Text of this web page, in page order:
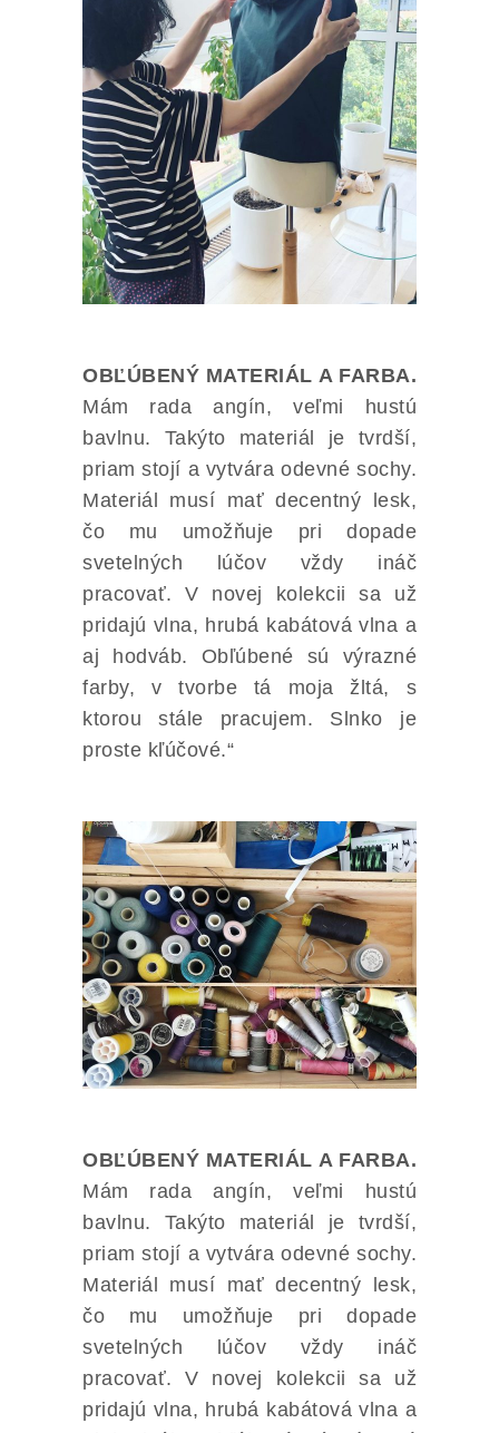
OBĽÚBENÝ MATERIÁL A FARBA.
Mám rada angín, veľmi hustú
bavlnu. Takýto materiál je tvrdší,
priam stojí a vytvára odevné sochy.
Materiál musí mať decentný lesk,
čo mu umožňuje pri dopade
svetelných lúčov vždy ináč
pracovať. V novej kolekcii sa už
pridajú vlna, hrubá kabátová vlna a
aj hodváb. Obľúbené sú výrazné
farby, v tvorbe tá moja žltá, s
ktorou stále pracujem. Slnko je
proste kľúčové.“
OBĽÚBENÝ MATERIÁL A FARBA.
Mám rada angín, veľmi hustú
bavlnu. Takýto materiál je tvrdší,
priam stojí a vytvára odevné sochy.
Materiál musí mať decentný lesk,
čo mu umožňuje pri dopade
svetelných lúčov vždy ináč
pracovať. V novej kolekcii sa už
pridajú vlna, hrubá kabátová vlna a